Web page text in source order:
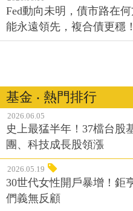
Fed動向未明，債市路在
能永遠領先，複合債更穩！
基金 ‧ 熱門排行
2026.06.05
史上最猛半年！37檔台股
團、科技成長股領漲
2026.05.19
30世代女性開戶暴增！鉅
們義無反顧